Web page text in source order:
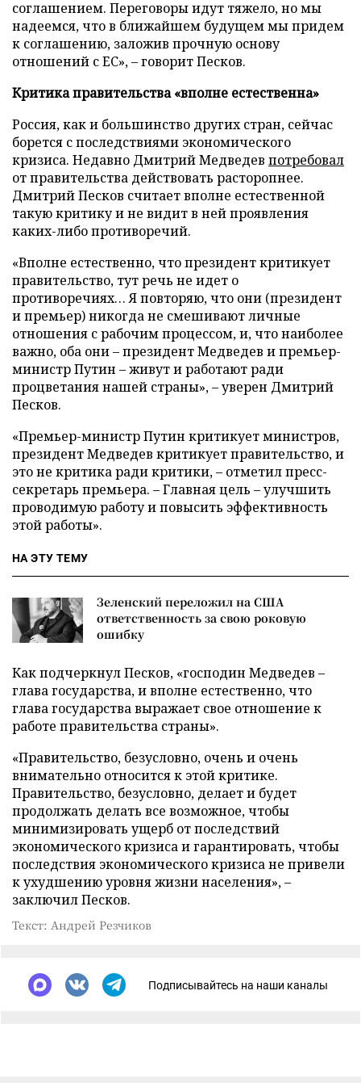
соглашением. Переговоры идут тяжело, но мы
надеемся, что в ближайшем будущем мы придем
к соглашению, заложив прочную основу
отношений с ЕС», – говорит Песков.
Критика правительства «вполне естественна»
Россия, как и большинство других стран, сейчас
борется с последствиями экономического
кризиса. Недавно Дмитрий Медведев потребовал
от правительства действовать расторопнее.
Дмитрий Песков считает вполне естественной
такую критику и не видит в ней проявления
каких-либо противоречий.
«Вполне естественно, что президент критикует
правительство, тут речь не идет о
противоречиях… Я повторяю, что они (президент
и премьер) никогда не смешивают личные
отношения с рабочим процессом, и, что наиболее
важно, оба они – президент Медведев и премьер-
министр Путин – живут и работают ради
процветания нашей страны», – уверен Дмитрий
Песков.
«Премьер-министр Путин критикует министров,
президент Медведев критикует правительство, и
это не критика ради критики, – отметил пресс-
секретарь премьера. – Главная цель – улучшить
проводимую работу и повысить эффективность
этой работы».
НА ЭТУ ТЕМУ
Зеленский переложил на США
ответственность за свою роковую
ошибку
Как подчеркнул Песков, «господин Медведев –
глава государства, и вполне естественно, что
глава государства выражает свое отношение к
работе правительства страны».
«Правительство, безусловно, очень и очень
внимательно относится к этой критике.
Правительство, безусловно, делает и будет
продолжать делать все возможное, чтобы
минимизировать ущерб от последствий
экономического кризиса и гарантировать, чтобы
последствия экономического кризиса не привели
к ухудшению уровня жизни населения», –
заключил Песков.
Текст: Андрей Резчиков
Подписывайтесь на наши каналы